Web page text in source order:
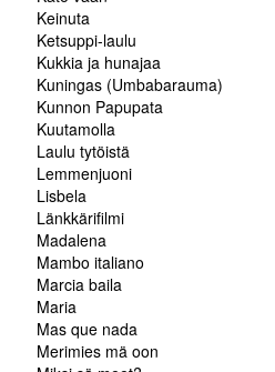
Keinuta
Ketsuppi-laulu
Kukkia ja hunajaa
Kuningas (Umbabarauma)
Kunnon Papupata
Kuutamolla
Laulu tytöistä
Lemmenjuoni
Lisbela
Länkkärifilmi
Madalena
Mambo italiano
Marcia baila
Maria
Mas que nada
Merimies mä oon